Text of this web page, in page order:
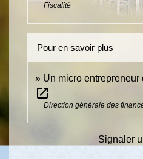
Fiscalité
Pour en savoir plus
Un micro
open_in_new
Direction générale des
Signaler